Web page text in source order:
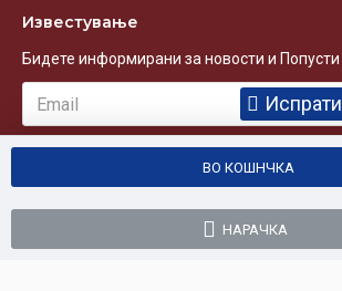
ВО КОШНЧКА
НАРАЧКА
Известувањe
Бидете информирани за новости и Попусти
Испрати
Copyright © 2013, BUYWATCH.MK, All